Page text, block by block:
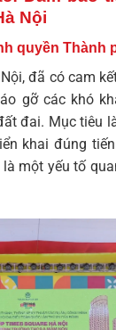
Nội
quyền Thành
đã có cam
gỡ các khó
đai. Mục tiêu
khai đúng
một yếu tố